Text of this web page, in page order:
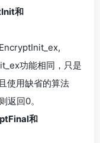
和
功能相同，只是
使用缺省的算法
返回0。
和